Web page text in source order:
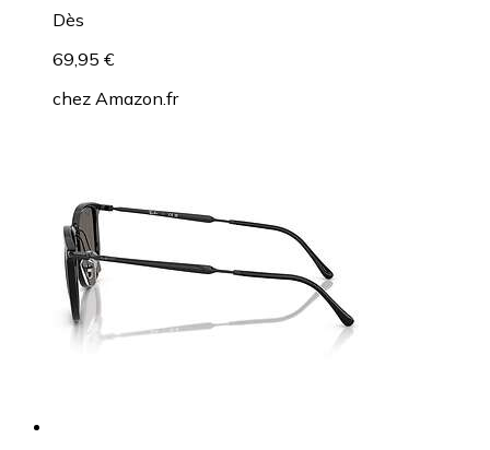
Dès
69,95 €
chez Amazon.fr